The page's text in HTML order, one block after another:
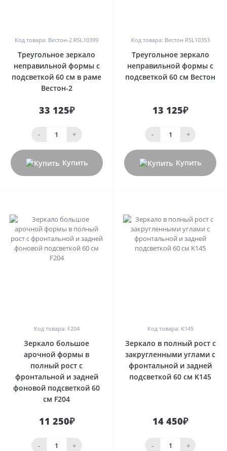
Код товара: Вестон-2 RSL10399
Треугольное зеркало
неправильной формы с
подсветкой 60 см в раме
Вестон-2
33 125₽
- +
Купить
Код товара: Вестон RSL10353
Треугольное зеркало
неправильной формы с
подсветкой 60 см Вестон
13 125₽
- +
Купить
Код товара: F204
Зеркало большое
арочной формы в
полный рост с
фронтальной и задней
фоновой подсветкой 60
см F204
11 250₽
- +
Код товара: K145
Зеркало в полный рост с
закругленными углами с
фронтальной и задней
подсветкой 60 см K145
14 450₽
- +